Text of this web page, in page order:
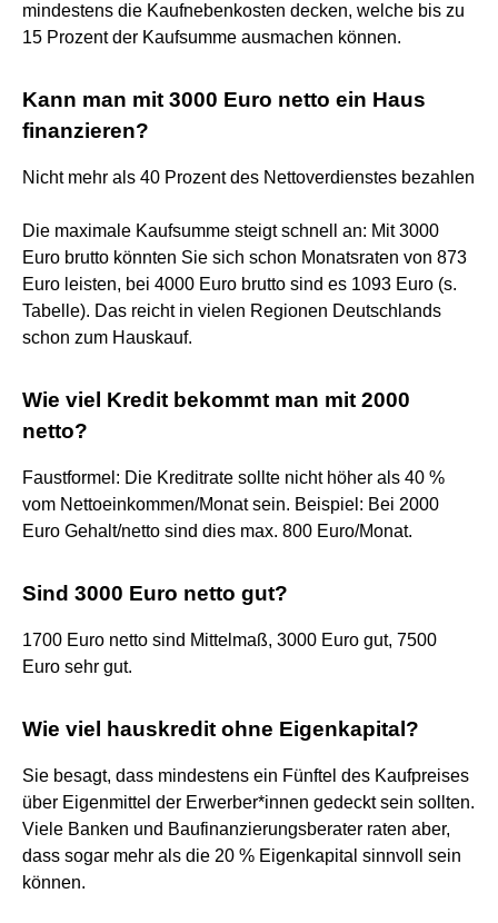
mindestens die Kaufnebenkosten decken, welche bis zu
15 Prozent der Kaufsumme ausmachen können.
Kann man mit 3000 Euro netto ein Haus
finanzieren?
Nicht mehr als 40 Prozent des Nettoverdienstes bezahlen
Die maximale Kaufsumme steigt schnell an: Mit 3000
Euro brutto könnten Sie sich schon Monatsraten von 873
Euro leisten, bei 4000 Euro brutto sind es 1093 Euro (s.
Tabelle). Das reicht in vielen Regionen Deutschlands
schon zum Hauskauf.
Wie viel Kredit bekommt man mit 2000
netto?
Faustformel: Die Kreditrate sollte nicht höher als 40 %
vom Nettoeinkommen/Monat sein. Beispiel: Bei 2000
Euro Gehalt/netto sind dies max. 800 Euro/Monat.
Sind 3000 Euro netto gut?
1700 Euro netto sind Mittelmaß, 3000 Euro gut, 7500
Euro sehr gut.
Wie viel hauskredit ohne Eigenkapital?
Sie besagt, dass mindestens ein Fünftel des Kaufpreises
über Eigenmittel der Erwerber*innen gedeckt sein sollten.
Viele Banken und Baufinanzierungsberater raten aber,
dass sogar mehr als die 20 % Eigenkapital sinnvoll sein
können.